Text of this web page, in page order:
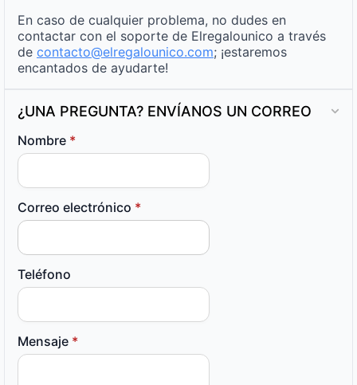
En caso de cualquier problema, no dudes en
contactar con el soporte de Elregalounico a través
de contacto@elregalounico.com; ¡estaremos
encantados de ayudarte!
¿UNA PREGUNTA? ENVÍANOS UN CORREO
Nombre *
Correo electrónico *
Teléfono
Mensaje *